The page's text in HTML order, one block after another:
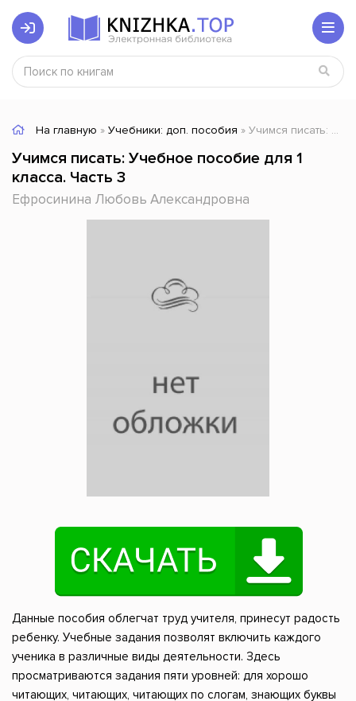
На главную » Учебники: доп. пособия » Учимся писать: Учебное пособие для 1 класса. Часть 3
Учимся писать: Учебное пособие для 1
класса. Часть 3
Ефросинина Любовь Александровна
Данные пособия облегчат труд учителя, принесут радость
ребенку. Учебные задания позволят включить каждого
ученика в различные виды деятельности. Здесь
просматриваются задания пяти уровней: для хорошо
читающих, читающих, читающих по слогам, знающих буквы